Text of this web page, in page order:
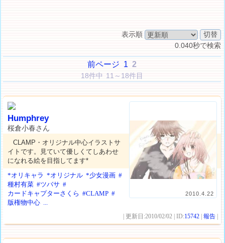
表示順
0.040秒で検索
前ページ 1 2
18件中 11～18件目
2010.4.22
Humphrey
桜倉小春さん
CLAMP・オリジナル中心イラストサ
イトです。見ていて優しくてしあわせ
になれる絵を目指してます*
*オリキャラ *オリジナル *少女漫画 #
種村有菜 #ツバサ #
カードキャプターさくら #CLAMP #
版権物中心 ...
| 更新日:2010/02/02 | ID:15742 |報告